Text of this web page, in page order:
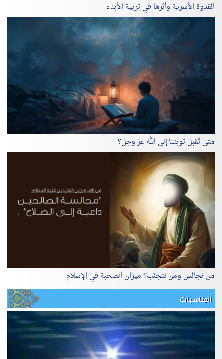
القدوة الأسرية وأثرها في تربية الأبناء
متى تُقبل توبتنا إلى الله عز وجل؟
من نجالس ومن نتجنّب؟ ميزان الصحبة في الإسلام
المناسبات